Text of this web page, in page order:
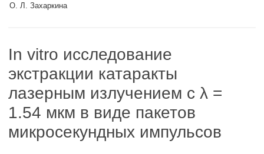
О. Л. Захаркина
In vitro исследование
экстракции катаракты
лазерным излучением с λ =
1.54 мкм в виде пакетов
микросекундных импульсов